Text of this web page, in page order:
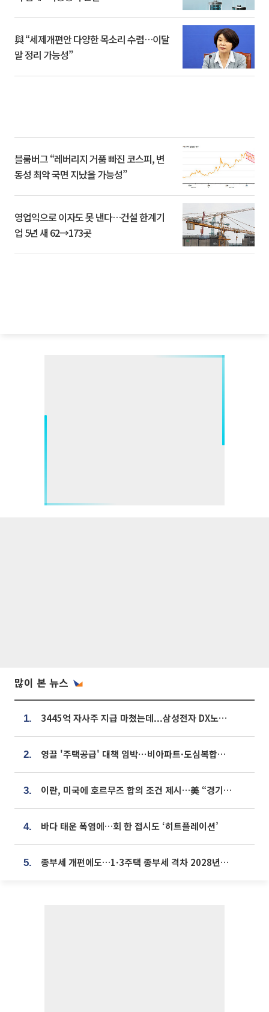
與 “세제개편안 다양한 목소리 수렴…이달
말 정리 가능성”
블룸버그 “레버리지 거품 빠진 코스피, 변
동성 최악 국면 지났을 가능성”
영업익으로 이자도 못 낸다…건설 한계기
업 5년 새 62→173곳
많이 본 뉴스
1. 3445억 자사주 지급 마쳤는데...삼성전자 DX노조, 뒤늦은 '떼쓰기 집회'
2. 영끌 '주택공급' 대책 임박⋯비아파트·도심복합까지 총동원
3. 이란, 미국에 호르무즈 합의 조건 제시…美 “경기 아직 안 끝나” [종합]
4. 바다 태운 폭염에…회 한 접시도 ‘히트플레이션’
5. 종부세 개편에도…1·3주택 종부세 격차 2028년부터 확대